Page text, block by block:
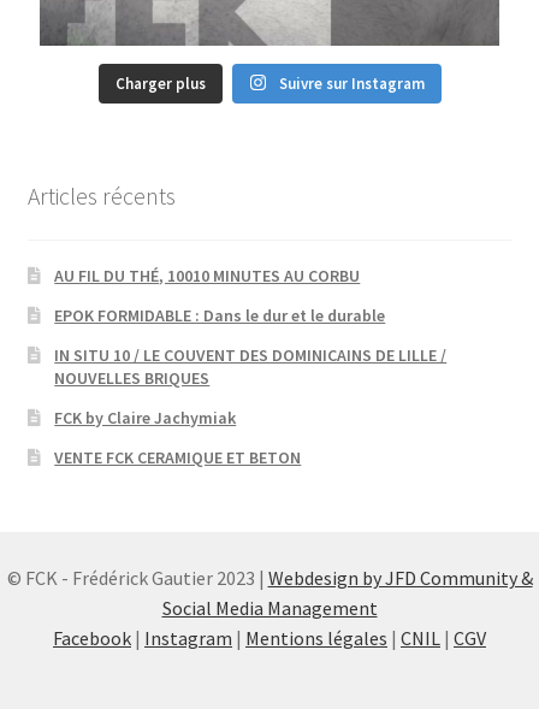
Charger plus Suivre sur Instagram
Articles récents
AU FIL DU THÉ, 10010 MINUTES AU CORBU
EPOK FORMIDABLE : Dans le dur et le durable
IN SITU 10 / LE COUVENT DES DOMINICAINS DE LILLE /
NOUVELLES BRIQUES
FCK by Claire Jachymiak
VENTE FCK CERAMIQUE ET BETON
© FCK - Frédérick Gautier 2023 | Webdesign by JFD Community &
Social Media Management
Facebook | Instagram | Mentions légales | CNIL | CGV